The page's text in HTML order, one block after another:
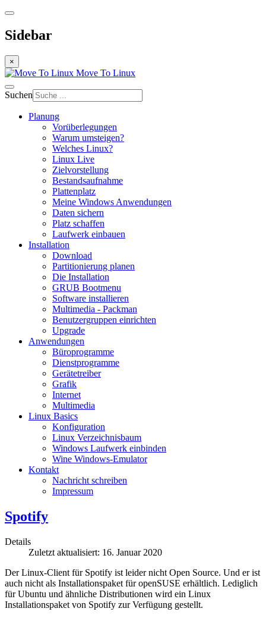
Sidebar
×
Move To Linux
Suchen
Planung
Vorüberlegungen
Warum umsteigen?
Welches Linux?
Linux Live
Zielvorstellung
Bestandsaufnahme
Plattenplatz
Meine Windows Anwendungen
Daten sichern
Platz schaffen
Laufwerk einbauen
Installation
Download
Partitionierung planen
Die Installation
GRUB Bootmenu
Software installieren
Multimedia - Packman
Benutzergruppen einrichten
Upgrade
Anwendungen
Büroprogramme
Dienstprogramme
Gerätetreiber
Grafik
Internet
Multimedia
Linux Basics
Konfiguration
Linux Verzeichnisbaum
Windows Laufwerk einbinden
Wine Windows-Emulator
Kontakt
Nachricht schreiben
Impressum
Spotify
Details
Zuletzt aktualisiert: 16. Januar 2020
Der Linux-Client für Spotify ist leider nicht Open Source. Und er ist
auch nicht als Installationspaket für openSUSE erhältlich. Lediglich
für Ubuntu und ähnliche Distributionen wird ein Linux
Installationspaket von Spotify zur Verfügung gestellt.